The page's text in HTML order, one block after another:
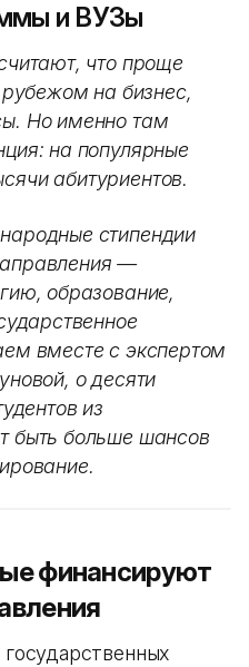
и ВУЗы
что проще
рубежом на бизнес,
Но именно там
на популярные
абитуриентов.
стипендии
—
образование,
вместе с экспертом
о десяти
из
быть больше шансов
финансируют